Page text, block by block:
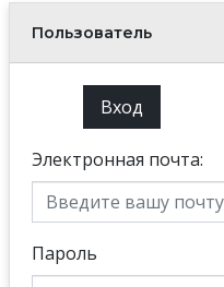
Пользователь
Вход
Электронная почта:
Пароль